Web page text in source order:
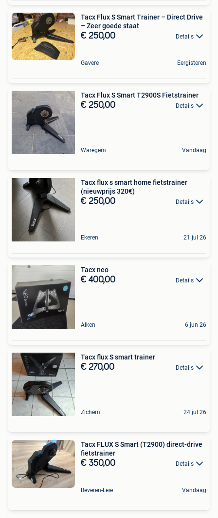
Tacx Flux S Smart Trainer – Direct Drive
– Zeer goede staat
€ 250,00 Details
Gavere Eergisteren
Tacx Flux S Smart T2900S Fietstrainer
€ 250,00 Details
Waregem Vandaag
Tacx flux s smart home fietstrainer
(nieuwprijs 320€)
€ 250,00 Details
Ekeren 21 jul 26
Tacx neo
€ 400,00 Details
Alken 6 jun 26
Tacx flux S smart trainer
€ 270,00 Details
Zichem 24 jul 26
Tacx FLUX S Smart (T2900) direct-drive
fietstrainer
€ 350,00 Details
Beveren-Leie Vandaag